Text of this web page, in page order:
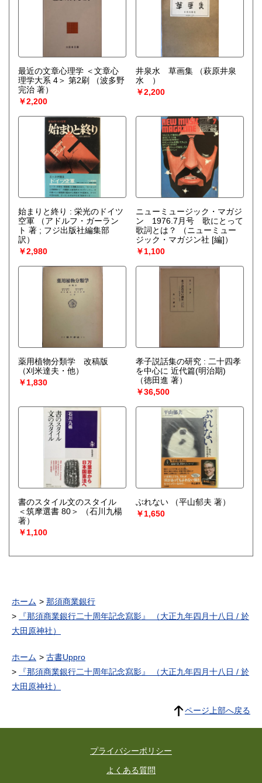
最近の文章心理学 ＜文章心
理学大系 4＞ 第2刷
（波多野
完治 著）
￥2,200
井泉水 草画集
（萩原井泉
水 ）
￥2,200
始まりと終り : 栄光のドイツ
空軍
（アドルフ・ガーラン
ト 著 ; フジ出版社編集部
訳）
￥2,980
ニューミュージック・マガジ
ン 1976.7月号 歌にとって
歌詞とは？
（ニューミュー
ジック・マガジン社 [編]）
￥1,100
薬用植物分類学 改稿版
（刈米達夫・他）
￥1,830
孝子説話集の研究 : 二十四孝
を中心に 近代篇(明治期)
（徳田進 著）
￥36,500
書のスタイル文のスタイル
＜筑摩選書 80＞
（石川九楊
著）
￥1,100
ぶれない
（平山郁夫 著）
￥1,650
ホーム
那須商業銀行
『那須商業銀行二十周年記念寫影』 （大正九年四月十八日 / 於
大田原神社）
ホーム
古書Uppro
『那須商業銀行二十周年記念寫影』 （大正九年四月十八日 / 於
大田原神社）
ページ上部へ戻る
プライバシーポリシー
よくある質問